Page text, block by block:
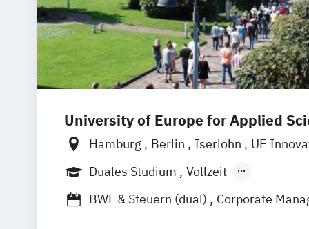
Wirtschaftsrecht
University of Europe for Applied
Hamburg Berlin Iserlohn
UE
Duales Studium
Vollzeit
Berufsbegleitendes Präsenzstudium
BWL & Steuern (dual)
Corporate